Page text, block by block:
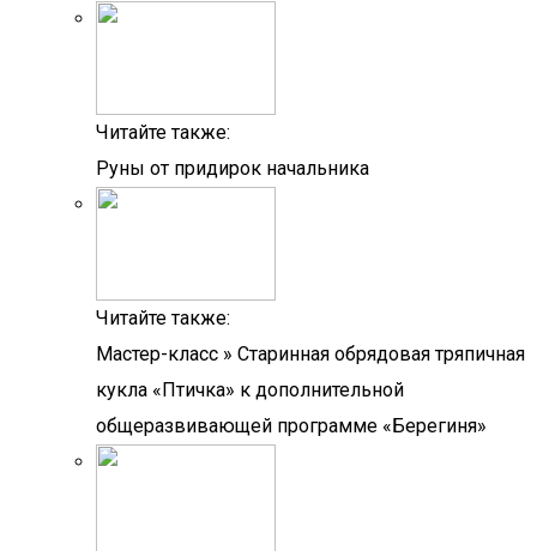
Читайте также:
Руны от придирок начальника
Читайте также:
Мастер-класс » Старинная обрядовая тряпичная
кукла «Птичка» к дополнительной
общеразвивающей программе «Берегиня»